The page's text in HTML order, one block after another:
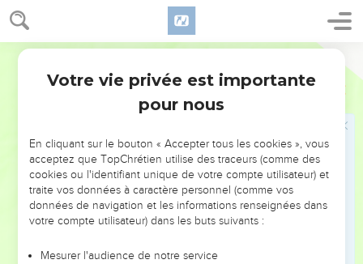
2 Corinthiens 2
13 Cependant, je n’ai pas eu l’esprit tranquille parce que je
n’y avais pas retrouvé mon frère *Tite. C’est pourquoi j’ai pris
La victoire en Jésus-Christ
Je ne puis que remercier Dieu : il nous associe toujours au
cortège triomphal du Christ, par notre union avec lui, et il se
sert de nous pour répandre en tout lieu, comme un parfum,
la connaissance du Christ.
Oui, nous sommes, pour Dieu, comme le parfum du Christ
sont sur la voie de la perdition.
Votre vie privée est importante
pour nous
En cliquant sur le bouton « Accepter tous les cookies », vous
acceptez que TopChrétien utilise des traceurs (comme des
cookies ou l'identifiant unique de votre compte utilisateur) et
traite vos données à caractère personnel (comme vos
données de navigation et les informations renseignées dans
votre compte utilisateur) dans les buts suivants :
Mesurer l'audience de notre service